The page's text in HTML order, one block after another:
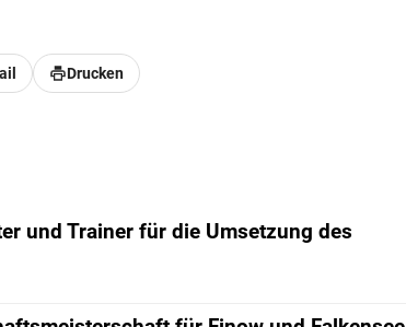
Drucken
und Trainer für die Umsetzung des